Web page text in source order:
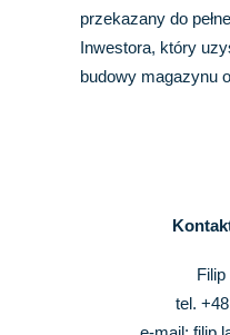
przekazany do
Inwestora, który
budowy magazynu
tel.